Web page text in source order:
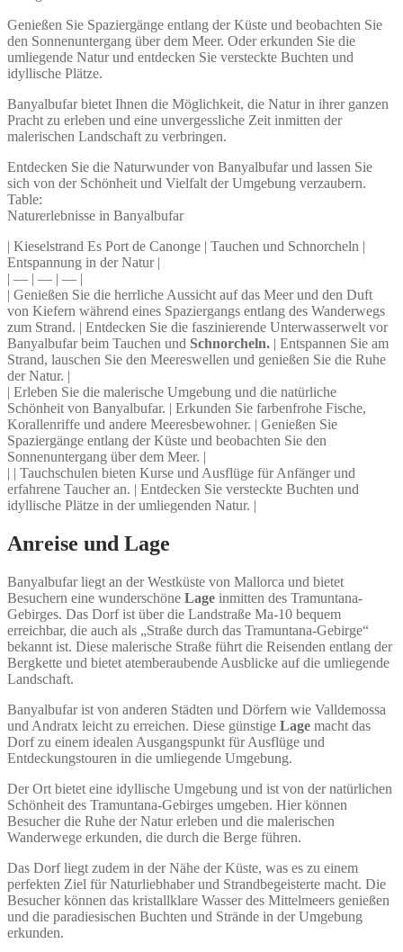
Genießen Sie Spaziergänge entlang der Küste und beobachten Sie
den Sonnenuntergang über dem Meer. Oder erkunden Sie die
umliegende Natur und entdecken Sie versteckte Buchten und
idyllische Plätze.
Banyalbufar bietet Ihnen die Möglichkeit, die Natur in ihrer ganzen
Pracht zu erleben und eine unvergessliche Zeit inmitten der
malerischen Landschaft zu verbringen.
Entdecken Sie die Naturwunder von Banyalbufar und lassen Sie
sich von der Schönheit und Vielfalt der Umgebung verzaubern.
Table:
Naturerlebnisse in Banyalbufar
| Kieselstrand Es Port de Canonge | Tauchen und Schnorcheln |
Entspannung in der Natur |
| — | — | — |
| Genießen Sie die herrliche Aussicht auf das Meer und den Duft
von Kiefern während eines Spaziergangs entlang des Wanderwegs
zum Strand. | Entdecken Sie die faszinierende Unterwasserwelt vor
Banyalbufar beim Tauchen und Schnorcheln. | Entspannen Sie am
Strand, lauschen Sie den Meereswellen und genießen Sie die Ruhe
der Natur. |
| Erleben Sie die malerische Umgebung und die natürliche
Schönheit von Banyalbufar. | Erkunden Sie farbenfrohe Fische,
Korallenriffe und andere Meeresbewohner. | Genießen Sie
Spaziergänge entlang der Küste und beobachten Sie den
Sonnenuntergang über dem Meer. |
| | Tauchschulen bieten Kurse und Ausflüge für Anfänger und
erfahrene Taucher an. | Entdecken Sie versteckte Buchten und
idyllische Plätze in der umliegenden Natur. |
Anreise und Lage
Banyalbufar liegt an der Westküste von Mallorca und bietet
Besuchern eine wunderschöne Lage inmitten des Tramuntana-
Gebirges. Das Dorf ist über die Landstraße Ma-10 bequem
erreichbar, die auch als „Straße durch das Tramuntana-Gebirge“
bekannt ist. Diese malerische Straße führt die Reisenden entlang der
Bergkette und bietet atemberaubende Ausblicke auf die umliegende
Landschaft.
Banyalbufar ist von anderen Städten und Dörfern wie Valldemossa
und Andratx leicht zu erreichen. Diese günstige Lage macht das
Dorf zu einem idealen Ausgangspunkt für Ausflüge und
Entdeckungstouren in die umliegende Umgebung.
Der Ort bietet eine idyllische Umgebung und ist von der natürlichen
Schönheit des Tramuntana-Gebirges umgeben. Hier können
Besucher die Ruhe der Natur erleben und die malerischen
Wanderwege erkunden, die durch die Berge führen.
Das Dorf liegt zudem in der Nähe der Küste, was es zu einem
perfekten Ziel für Naturliebhaber und Strandbegeisterte macht. Die
Besucher können das kristallklare Wasser des Mittelmeers genießen
und die paradiesischen Buchten und Strände in der Umgebung
erkunden.